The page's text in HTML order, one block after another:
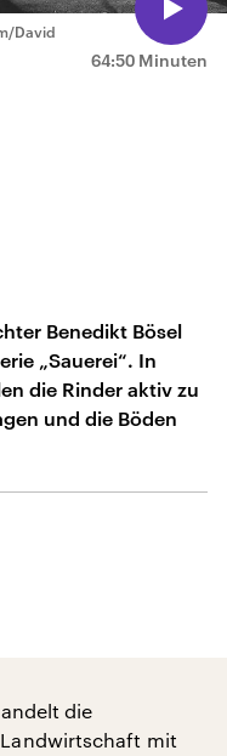
64:50 Minuten
David
Benedikt Bösel
„Sauerei“. In
die Rinder aktiv zu
und die Böden
die
mit